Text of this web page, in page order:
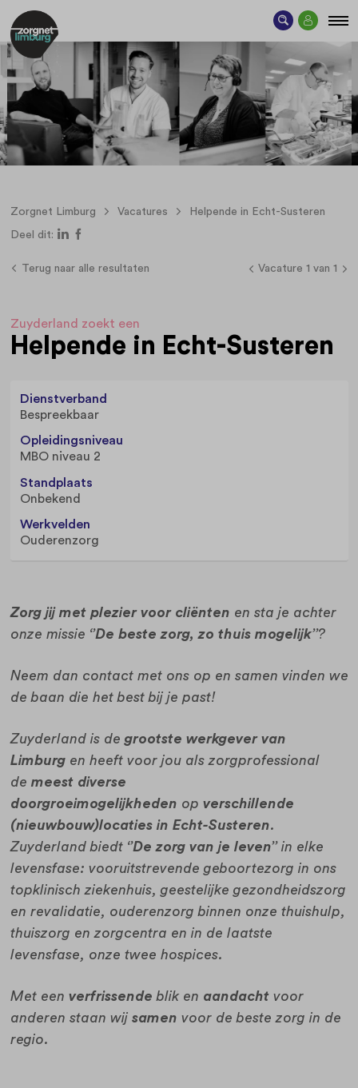
Zorgnet Limburg Vacatures Helpende in Echt-Susteren
Deel dit:
Terug naar alle resultaten Vacature 1 van 1
Zuyderland zoekt een
Helpende in Echt-Susteren
Dienstverband
Bespreekbaar
Opleidingsniveau
MBO niveau 2
Standplaats
Onbekend
Werkvelden
Ouderenzorg
Zorg jij met plezier voor cliënten en sta je achter
onze missie ‘’De beste zorg, zo thuis mogelijk’’?
Neem dan contact met ons op en samen vinden we
de baan die het best bij je past!
Zuyderland is de grootste werkgever van
Limburgen heeft voor jou als zorgprofessional
de meest diverse
doorgroeimogelijkheden op verschillende
(nieuwbouw)locaties in Echt-Susteren.
Zuyderland biedt ‘’De zorg van je leven’’in elke
levensfase: vooruitstrevende geboortezorg in ons
topklinisch ziekenhuis, geestelijke gezondheidszorg
en revalidatie, ouderenzorg binnen onze thuishulp,
thuiszorg en zorgcentra en in de laatste
levensfase, onze twee hospices.
Met een verfrissende blik en aandachtvoor
anderen staan wij samen voor de beste zorg in de
regio.